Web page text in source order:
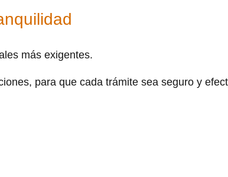
más exigentes.
para que cada trámite sea seguro y